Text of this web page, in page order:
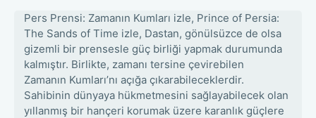
Pers Prensi: Zamanın Kumları izle, Prince of Persia:
The Sands of Time izle, Dastan, gönülsüzce de olsa
gizemli bir prensesle güç birliği yapmak durumunda
kalmıştır. Birlikte, zamanı tersine çevirebilen
Zamanın Kumları’nı açığa çıkarabileceklerdir.
Sahibinin dünyaya hükmetmesini sağlayabilecek olan
yıllanmış bir hançeri korumak üzere karanlık güçlere